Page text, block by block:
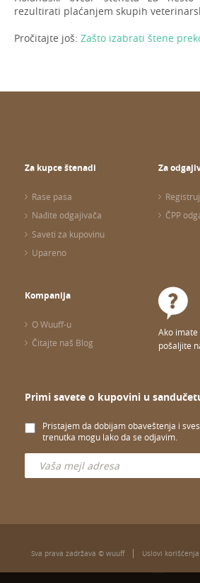
rezultirati plaćanjem skupih
Pročitajte još: Zašto izabrati štene
Za kupce štenadi
Rase pasa
Nađite odgajivača
Saveti za kupovinu
Upareno
Za
ČPP
Kompanija
O Wuuff-u
Čitajte naš Blog
Ako
pošaljite
Primi savete o kupovini u
Pristajem da dobijam obaveštenja i
trenutka mogu lako da se odjavim.
Sva prava zadržava © wuuff Uslovi korišćenja